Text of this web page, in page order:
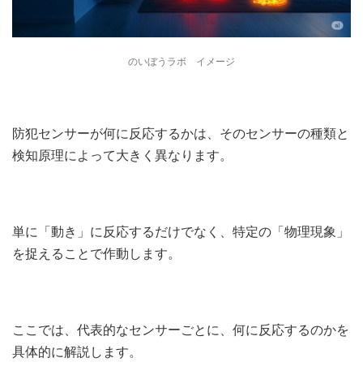
のいぼうラボ イメージ
防犯センサーが何に反応するかは、そのセンサーの種類と
検知原理によって大きく異なります。
単に「動き」に反応するだけでなく、特定の「物理現象」
を捉えることで作動します。
ここでは、代表的なセンサーごとに、何に反応するのかを
具体的に解説します。